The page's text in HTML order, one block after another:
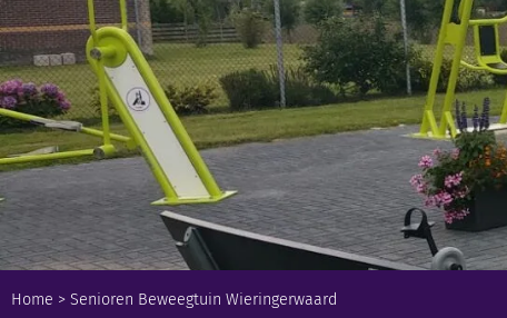
Home > Senioren Beweegtuin Wieringerwaard